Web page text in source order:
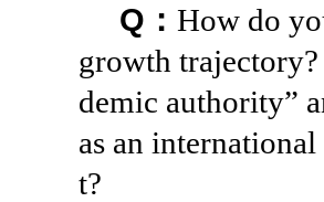
Q：How do
growth trajectory?
demic authority”
as an
t?